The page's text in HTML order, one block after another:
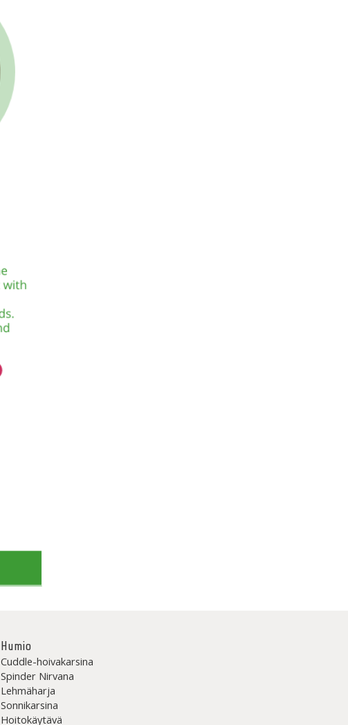
Humio
Cuddle-hoivakarsina
Spinder Nirvana
Lehmäharja
Sonnikarsina
Hoitokäytävä